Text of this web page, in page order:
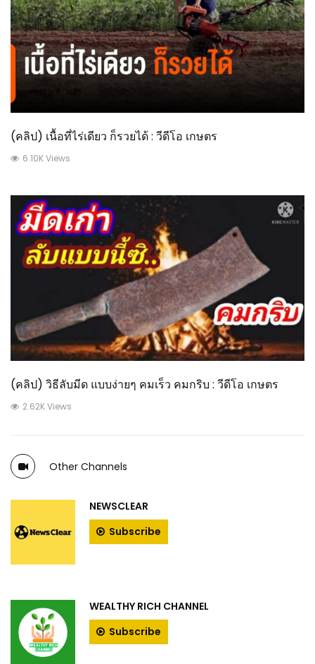
(คลิป) เนื้อที่ไร่เดียว ก็รวยได้ : วีดีโอ เกษตร
6.10K Views
(คลิป) วิธีลับมีด แบบง่ายๆ คมเร็ว คมกริบ : วีดีโอ เกษตร
2.62K Views
Other Channels
NEWSCLEAR
Subscribe
WEALTHY RICH CHANNEL
Subscribe